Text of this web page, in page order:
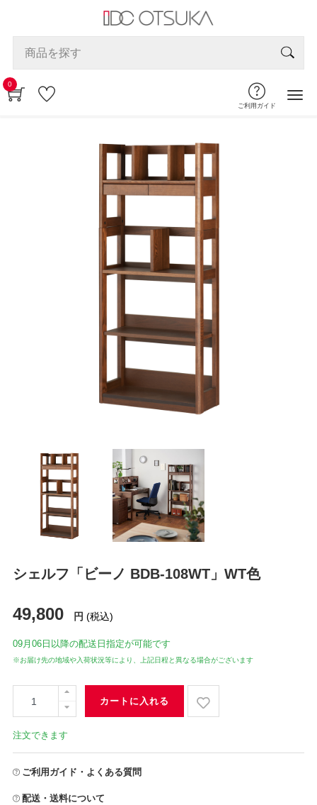
0
ご利用ガイド
シェルフ「ビーノ BDB-108WT」WT色
49,800 円 (税込)
09月06日 以降の配送日指定が可能です
※お届け先の地域や入荷状況等により、上記日程と異なる場合がございます
カートに入れる
注文できます
ご利用ガイド・よくある質問
配送・送料について